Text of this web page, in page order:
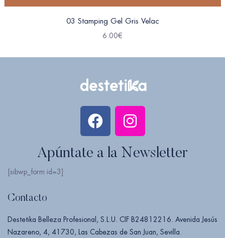
03 Stamping Gel Gris Velac
6.00€
Apúntate a la Newsletter
[sibwp_form id=3]
Contacto
Destetika Belleza Profesional, S.L.U. CIF B24812216. Avenida Jesús
Nazareno, 4, 41730, Las Cabezas de San Juan, Sevilla.